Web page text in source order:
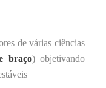
de várias ciências
braço) objetivando